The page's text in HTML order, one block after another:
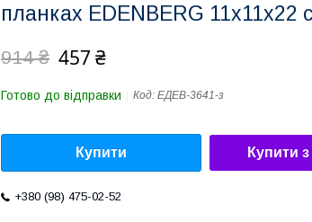
планках EDENBERG 11х11х22
914 ₴ 457 ₴
Готово до відправки Код: ЕДEB-3641-з
Купити Купити з
+380 (98) 475-02-52